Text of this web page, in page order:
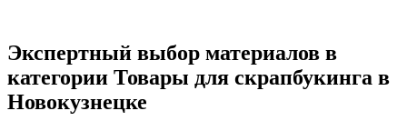
Экспертный выбор материалов в
категории Товары для скрапбукинга в
Новокузнецке